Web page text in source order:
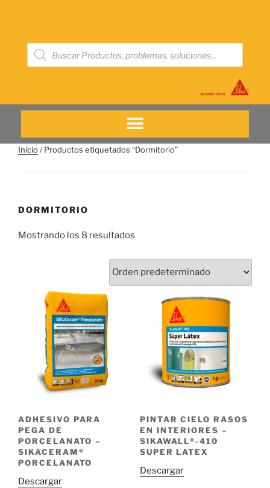
Inicio/ Productos etiquetados “Dormitorio”
DORMITORIO
Mostrando los 8 resultados
ADHESIVO PARA
PEGA DE
PORCELANATO –
SIKACERAM®
PORCELANATO
Descargar
PINTAR CIELO RASOS
EN INTERIORES –
SIKAWALL®-410
SUPER LATEX
Descargar